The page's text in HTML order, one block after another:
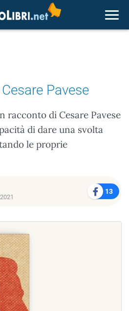
Pavese
racconto di Cesare Pavese
di dare una svolta
le proprie
13